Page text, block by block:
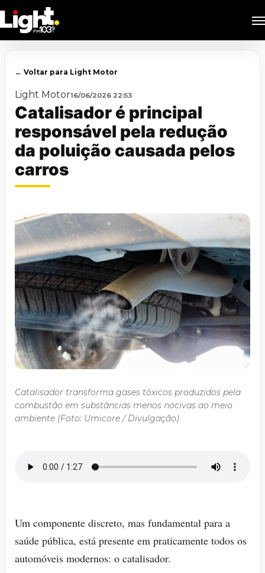
to
main
← Voltar para Light Motor
Light Motor16/06/2026 22:53
Catalisador é principal
responsável pela redução
da poluição causada pelos
carros
Catalisador transforma gases tóxicos produzidos pela
combustão em substâncias menos nocivas ao meio
ambiente (Foto: Umicore / Divulgação)
Um componente discreto, mas fundamental para a
saúde pública, está presente em praticamente todos os
automóveis modernos: o catalisador.